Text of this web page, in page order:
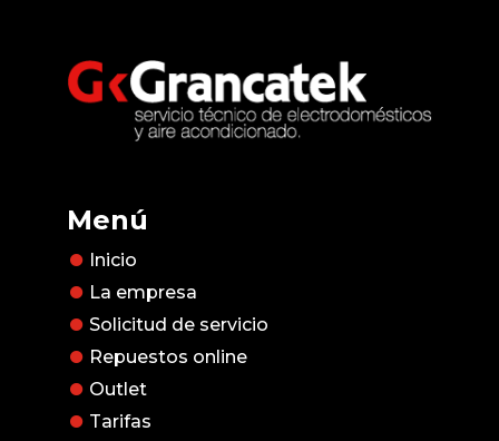
Menú
Inicio
La empresa
Solicitud de servicio
Repuestos online
Outlet
Tarifas